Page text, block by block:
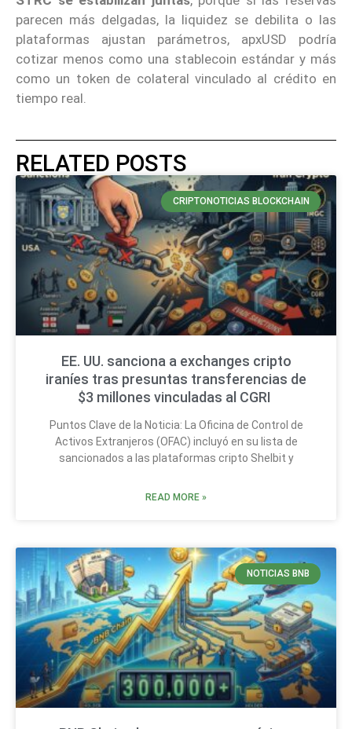
parecen más delgadas, la liquidez se debilita o las
plataformas ajustan parámetros, apxUSD podría
cotizar menos como una stablecoin estándar y más
como un token de colateral vinculado al crédito en
tiempo real.
RELATED POSTS
CRIPTONOTICIAS BLOCKCHAIN
EE. UU. sanciona a exchanges cripto
iraníes tras presuntas transferencias de
$3 millones vinculadas al CGRI
Puntos Clave de la Noticia: La Oficina de Control de
Activos Extranjeros (OFAC) incluyó en su lista de
sancionados a las plataformas cripto Shelbit y
READ MORE »
NOTICIAS BNB